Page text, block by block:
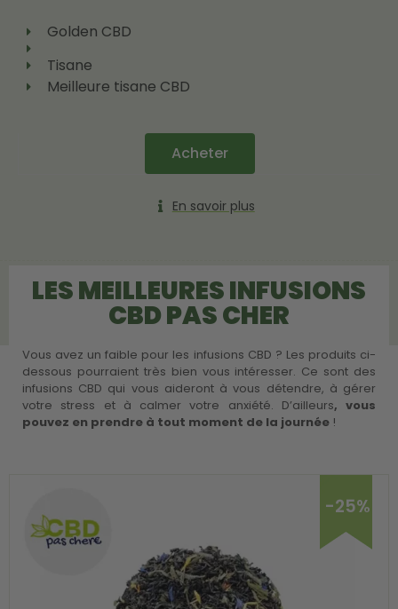
Golden CBD
Tisane
Meilleure tisane CBD
Acheter
En savoir plus
LES MEILLEURES INFUSIONS
CBD PAS CHER
Vous avez un faible pour les infusions CBD ? Les produits ci-
dessous pourraient très bien vous intéresser. Ce sont des
infusions CBD qui vous aideront à vous détendre, à gérer
votre stress et à calmer votre anxiété. D’ailleurs, vous
pouvez en prendre à tout moment de la journée !
-25%